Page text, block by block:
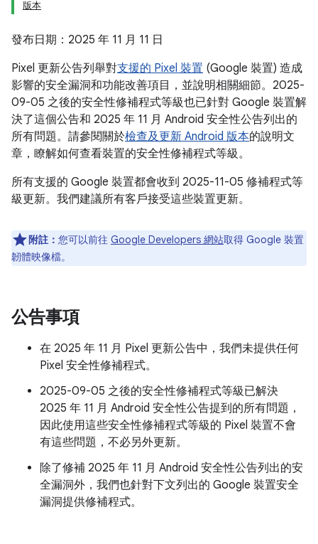
版本
發布日期：2025 年 11 月 11 日
Pixel 更新公告列舉對支援的 Pixel 裝置 (Google 裝置) 造成
影響的安全漏洞和功能改善項目，並說明相關細節。2025-
09-05 之後的安全性修補程式等級也已針對 Google 裝置解
決了這個公告和 2025 年 11 月 Android 安全性公告列出的
所有問題。請參閱關於檢查及更新 Android 版本的說明文
章，瞭解如何查看裝置的安全性修補程式等級。
所有支援的 Google 裝置都會收到 2025-11-05 修補程式等
級更新。我們建議所有客戶接受這些裝置更新。
附註： 您可以前往 Google Developers 網站取得 Google 裝置
韌體映像檔。
公告事項
在 2025 年 11 月 Pixel 更新公告中，我們未提供任何
Pixel 安全性修補程式。
2025-09-05 之後的安全性修補程式等級已解決
2025 年 11 月 Android 安全性公告提到的所有問題，
因此使用這些安全性修補程式等級的 Pixel 裝置不會
有這些問題，不必另外更新。
除了修補 2025 年 11 月 Android 安全性公告列出的安
全漏洞外，我們也針對下文列出的 Google 裝置安全
漏洞提供修補程式。